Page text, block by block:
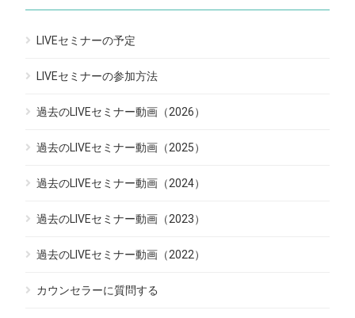
LIVEセミナーの予定
LIVEセミナーの参加方法
過去のLIVEセミナー動画（2026）
過去のLIVEセミナー動画（2025）
過去のLIVEセミナー動画（2024）
過去のLIVEセミナー動画（2023）
過去のLIVEセミナー動画（2022）
カウンセラーに質問する